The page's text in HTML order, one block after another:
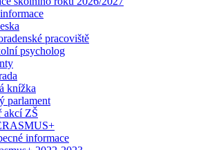
pracoviště
psycholog
knížka
parlament
akcí ZŠ
informace